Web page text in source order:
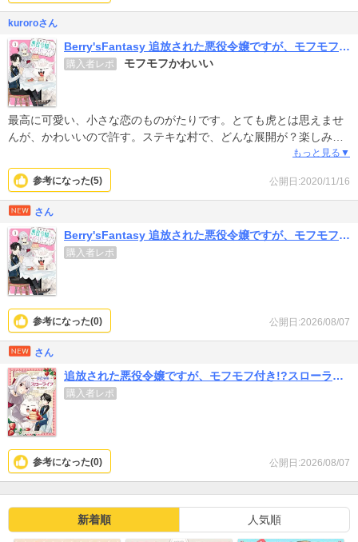
kuroroさん
Berry'sFantasy 追放された悪役令嬢ですが、モフモフ付き!?スローライフはじめました
購入者レポ モフモフかわいい
最高に可愛い、小さな恋のものがたりです。とても虎とは思えませ
んが、かわいいので許す。ステキな村で、どんな展開が？楽しみで
もっと見る▼
公開日:2020/11/16
参考になった(5)
さん
Berry'sFantasy 追放された悪役令嬢ですが、モフモフ付き!?スローライフはじめました
購入者レポ
公開日:2026/08/07
参考になった(0)
さん
追放された悪役令嬢ですが、モフモフ付き!?スローライフはじめました
購入者レポ
公開日:2026/08/07
参考になった(0)
新着順 人気順